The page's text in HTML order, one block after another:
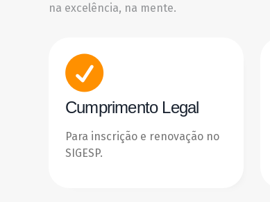
na excelência, na mente.
Cumprimento Legal
Para inscrição e renovação no
SIGESP.